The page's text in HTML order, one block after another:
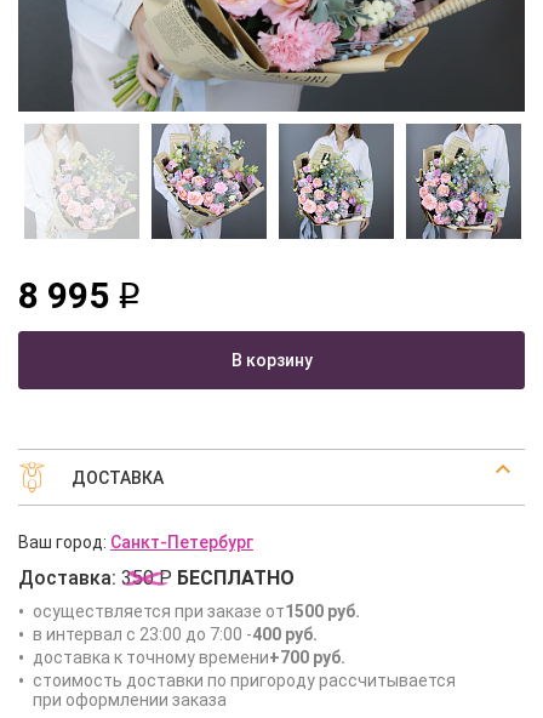
8 995 q
В корзину
ДОСТАВКА
Ваш город: Санкт-Петербург
Доставка: 350 Р БЕСПЛАТНО
осуществляется при заказе от1500 руб.
в интервал с 23:00 до 7:00 -400 руб.
доставка к точному времени+700 руб.
стоимость доставки по пригороду рассчитывается
при оформлении заказа